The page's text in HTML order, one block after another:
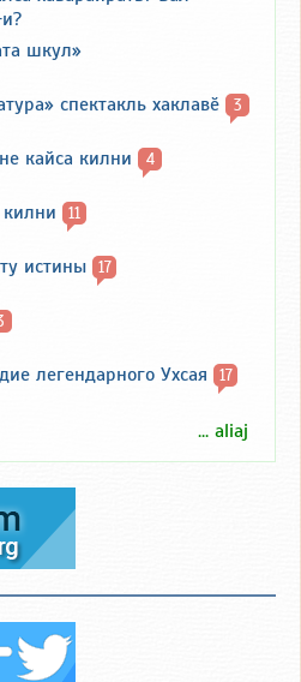
шкул»
спектакль хаклавӗ 3
кайса килни 4
11
истины 17
легендарного Ухсая 17
... aliaj